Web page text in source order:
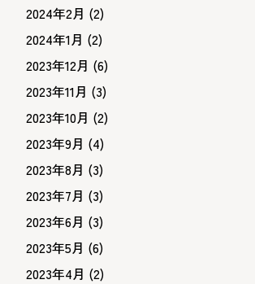
2024年2月 (2)
2024年1月 (2)
2023年12月 (6)
2023年11月 (3)
2023年10月 (2)
2023年9月 (4)
2023年8月 (3)
2023年7月 (3)
2023年6月 (3)
2023年5月 (6)
2023年4月 (2)